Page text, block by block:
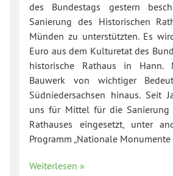
des Bundestags gestern
Sanierung des Historischen
Münden zu unterstützten. Es
Euro aus dem Kulturetat des
historische Rathaus in Hann.
Bauwerk von wichtiger
Südniedersachsen hinaus. Seit
uns für Mittel für die Sanierung
Rathauses eingesetzt, unter
Programm „Nationale Monumente
Weiterlesen »